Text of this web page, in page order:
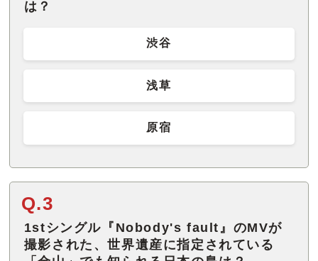
は？
渋谷
浅草
原宿
Q.3
1stシングル『Nobody's fault』のMVが
撮影された、世界遺産に指定されている